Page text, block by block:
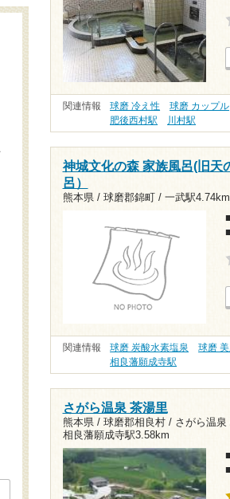
関連情報 球磨 冷え性 球磨 カップル
肥後西村駅
川村駅
神城文化の森 家族風呂(旧天
呂）
熊本県 / 球磨郡錦町 / 一武駅4.74km
関連情報 球磨 炭酸水素塩泉 球磨
相良藩願成寺駅
さがら温泉 茶湯里
熊本県 / 球磨郡相良村 / さがら温泉
相良藩願成寺駅3.58km